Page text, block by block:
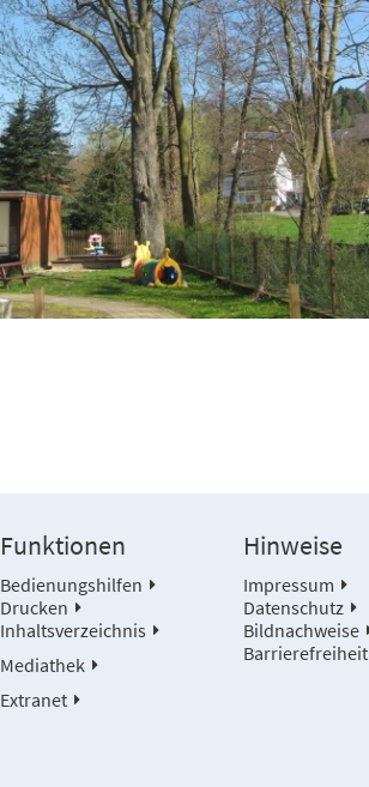
Funktionen
Bedienungshilfen
Drucken
Inhaltsverzeichnis
Mediathek
Extranet
Hinweise
Impressum
Datenschutz
Bildnachweise
Barrierefreiheit